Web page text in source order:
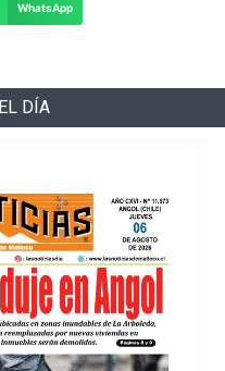
WhatsApp
DÍA